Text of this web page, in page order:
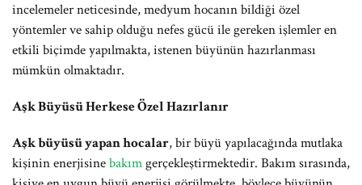
incelemeler neticesinde, medyum hocanın bildiği özel
yöntemler ve sahip olduğu nefes gücü ile gereken işlemler en
etkili biçimde yapılmakta, istenen büyünün hazırlanması
mümkün olmaktadır.
Aşk Büyüsü Herkese Özel Hazırlanır
Aşk büyüsü yapan hocalar, bir büyü yapılacağında mutlaka
kişinin enerjisinebakımgerçekleştirmektedir. Bakım sırasında,